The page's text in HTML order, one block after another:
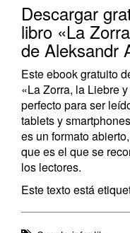
Descargar
libro «La
de Aleksandr
Este ebook gratuito
«La Zorra, la Liebre
perfecto para ser
tablets y
es un formato
que es el que se
los lectores.
Este texto está